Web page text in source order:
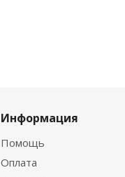
Информация
Помощь
Оплата